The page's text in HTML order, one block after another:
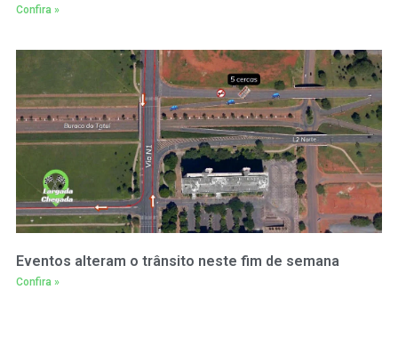
Confira »
Eventos alteram o trânsito neste fim de semana
Confira »